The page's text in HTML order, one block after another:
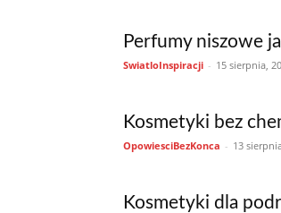
Perfumy niszowe
SwiatloInspiracji - 15 sierpnia,
Kosmetyki bez
OpowiesciBezKonca - 13
Kosmetyki dla